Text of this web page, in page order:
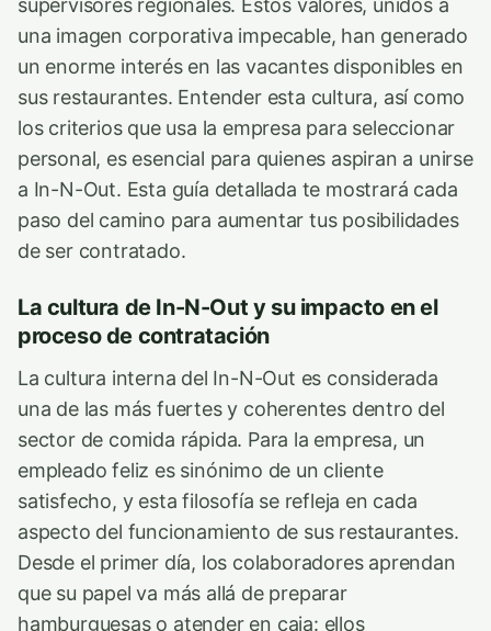
supervisores regionales. Estos valores, unidos a
una imagen corporativa impecable, han generado
un enorme interés en las vacantes disponibles en
sus restaurantes. Entender esta cultura, así como
los criterios que usa la empresa para seleccionar
personal, es esencial para quienes aspiran a unirse
a In-N-Out. Esta guía detallada te mostrará cada
paso del camino para aumentar tus posibilidades
de ser contratado.
La cultura de In-N-Out y su impacto en el
proceso de contratación
La cultura interna del In-N-Out es considerada
una de las más fuertes y coherentes dentro del
sector de comida rápida. Para la empresa, un
empleado feliz es sinónimo de un cliente
satisfecho, y esta filosofía se refleja en cada
aspecto del funcionamiento de sus restaurantes.
Desde el primer día, los colaboradores aprendan
que su papel va más allá de preparar
hamburguesas o atender en caja: ellos